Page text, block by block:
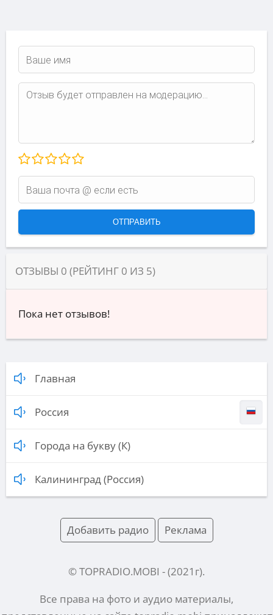
ОТЗЫВЫ 0 (РЕЙТИНГ 0 ИЗ 5)
Пока нет отзывов!
Главная
Россия
Города на букву (К)
Калининград (Россия)
Добавить радио Реклама
© TOPRADIO.MOBI - (2021 г).
Все права на фото и аудио материалы,